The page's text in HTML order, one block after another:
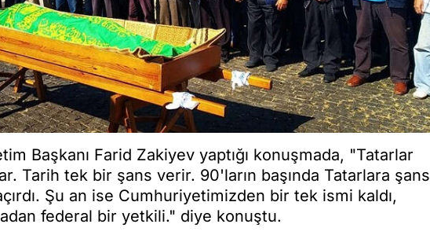
Başkanı Farid Zakiyev yaptığı konuşmada, "Tatarlar
Tarih tek bir şans verir. 90'ların başında Tatarlara şans
Şu an ise Cumhuriyetimizden bir tek ismi kaldı,
federal bir yetkili." diye konuştu.